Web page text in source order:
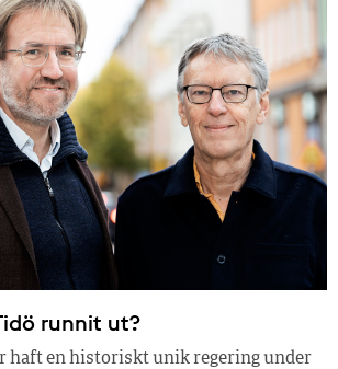
runnit ut?
haft en historiskt unik regering under